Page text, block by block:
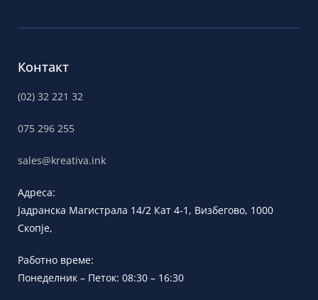
Контакт
(02) 32 221 32
075 296 255
sales@kreativa.ink
Адреса:
Јадранска Магистрала 14/2 Кат 4-1, Визбегово, 1000
Скопје,
Работно време:
Понеделник – Петок: 08:30 – 16:30